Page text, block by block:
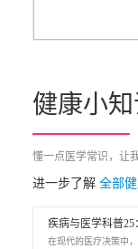
健康小知
懂一点医学常识，让
进一步了解 全部
在现代的医疗决策中